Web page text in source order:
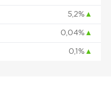
5,2% ▲
0,04% ▲
0,1% ▲